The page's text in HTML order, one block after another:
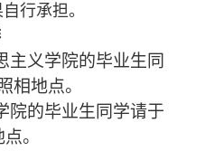
行承担。
主义学院的毕业生同
相地点。
院的毕业生同学请于
。